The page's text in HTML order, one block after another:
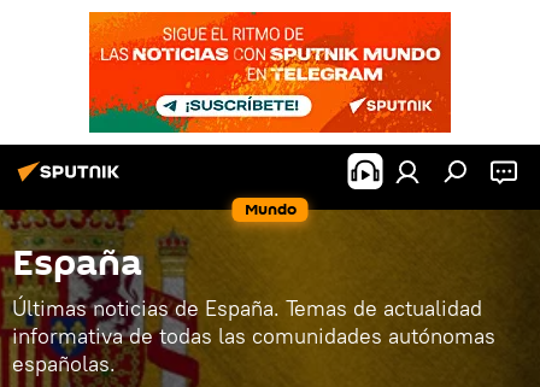
Mundo
España
Últimas noticias de España. Temas de actualidad
informativa de todas las comunidades autónomas
españolas.